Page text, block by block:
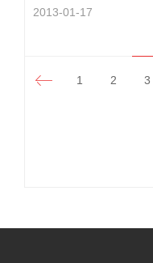
2013-01-17
1 2 3